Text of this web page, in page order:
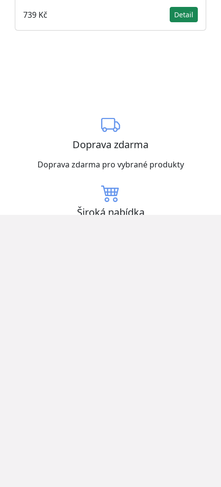
739 Kč Detail
Doprava zdarma
Doprava zdarma pro vybrané produkty
Široká nabídka